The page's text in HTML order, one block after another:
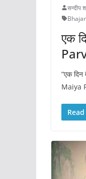
सन्दीप
एक
“एक दिन
Maiya